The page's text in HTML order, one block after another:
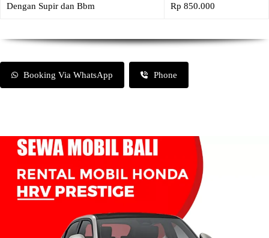
Dengan Supir dan Bbm Rp 850.000
Booking Via WhatsApp Phone